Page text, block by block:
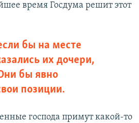
время Госдума решит этот
бы на месте
их дочери,
бы явно
позиции.
господа примут какой-то